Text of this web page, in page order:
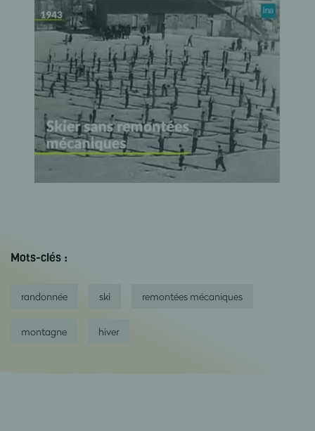
Mots-clés :
randonnée ski remontées mécaniques
montagne hiver